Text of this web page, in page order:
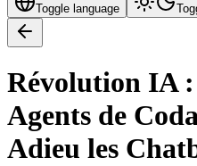
Toggle language
Révolution IA
Agents de
Adieu les